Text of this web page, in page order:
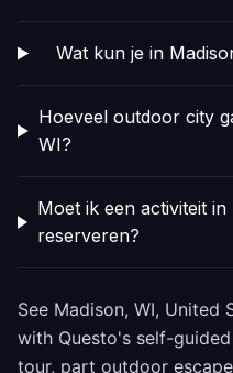
Wat kun je in
Hoeveel outdoor city
WI?
Moet ik een activiteit
reserveren?
See Madison, WI,
with Questo's self-
tour, part outdoor